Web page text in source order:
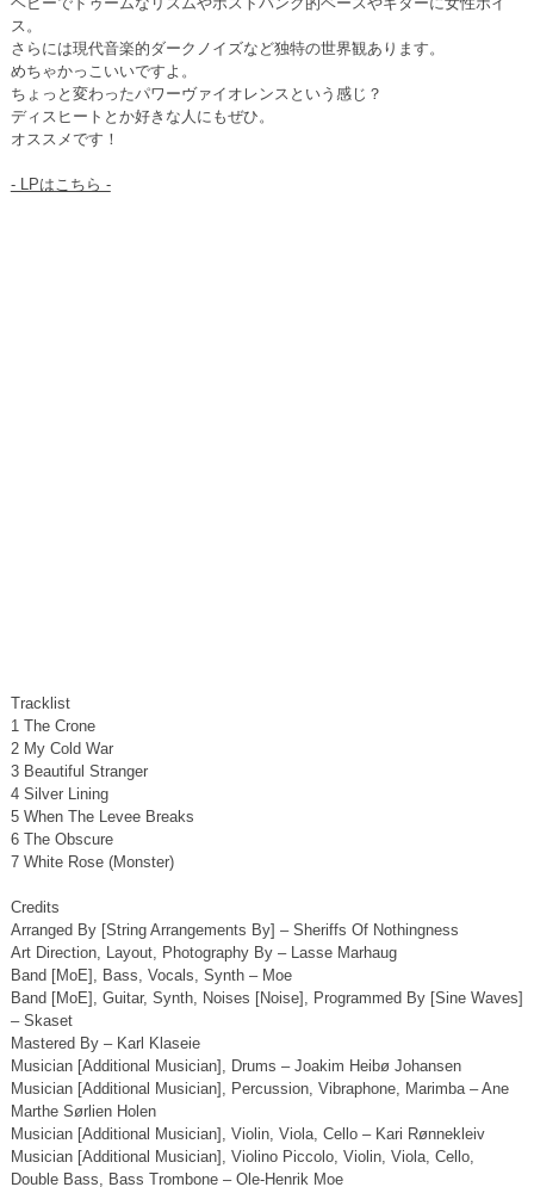
ス。
さらには現代音楽的ダークノイズなど独特の世界観あります。
めちゃかっこいいですよ。
ちょっと変わったパワーヴァイオレンスという感じ？
ディスヒートとか好きな人にもぜひ。
オススメです！
- LPはこちら -
Tracklist
1 The Crone
2 My Cold War
3 Beautiful Stranger
4 Silver Lining
5 When The Levee Breaks
6 The Obscure
7 White Rose (Monster)
Credits
Arranged By [String Arrangements By] – Sheriffs Of Nothingness
Art Direction, Layout, Photography By – Lasse Marhaug
Band [MoE], Bass, Vocals, Synth – Moe
Band [MoE], Guitar, Synth, Noises [Noise], Programmed By [Sine Waves]
– Skaset
Mastered By – Karl Klaseie
Musician [Additional Musician], Drums – Joakim Heibø Johansen
Musician [Additional Musician], Percussion, Vibraphone, Marimba – Ane
Marthe Sørlien Holen
Musician [Additional Musician], Violin, Viola, Cello – Kari Rønnekleiv
Musician [Additional Musician], Violino Piccolo, Violin, Viola, Cello,
Double Bass, Bass Trombone – Ole-Henrik Moe